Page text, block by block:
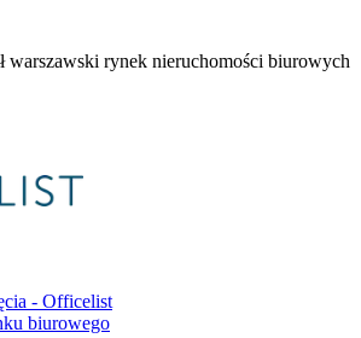
warszawski rynek nieruchomości biurowych
- Officelist
biurowego